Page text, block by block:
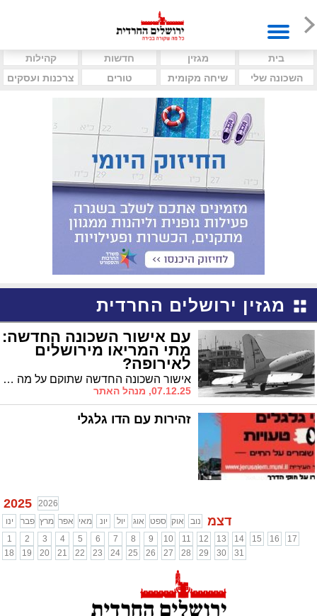
בית מגזין חדשות
קהילות
השכונה שלי
שיחה מקומית טורים צרכנות ועסקים
מגזין ירושלים החרדית
עם אישור השכונה החדשה:
מתי המריאו מירושלים
לאירופה?
אישור השכונה החדשה שתוקם על מה שהיה בעבר נמל התעופה עטרות בירושלים, מפנה את המבט לשדה התעופה הישראלי הראשון שפעל בירושלים ובעבר יצאו ממנו טיסות טרנס אטלנטיות. מתי פעל השדה ומתי הגיעה אליה הטיסה האחרונה?
07.12.25, מנהל האתר
זהירות עם הדו גלגלי
2025
2026
ינו
פבר מרץ אפר מאי יונ יול אוג ספט אוק נוב דצמ
1 2 3 4 5 6 7 8 9 10 11 12 13 14 15 16
17
18
19 20 21 22 23 24 25 26 27 28 29 30 31